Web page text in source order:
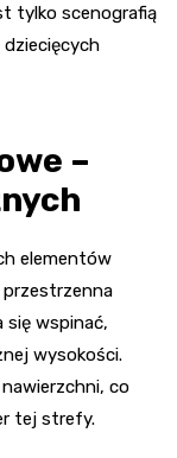
tylko scenografią
–
elementów
przestrzenna
się wspinać,
wysokości.
co
tej strefy.